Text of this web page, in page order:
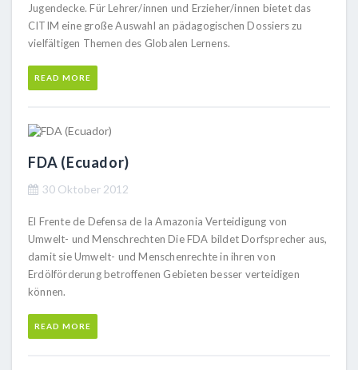
Jugendecke. Für Lehrer/innen und Erzieher/innen bietet das
CITIM eine große Auswahl an pädagogischen Dossiers zu
vielfältigen Themen des Globalen Lernens.
READ MORE
FDA (Ecuador)
30 Oktober 2012
El Frente de Defensa de la Amazonia Verteidigung von
Umwelt- und Menschrechten Die FDA bildet Dorfsprecher aus,
damit sie Umwelt- und Menschenrechte in ihren von
Erdölförderung betroffenen Gebieten besser verteidigen
können.
READ MORE